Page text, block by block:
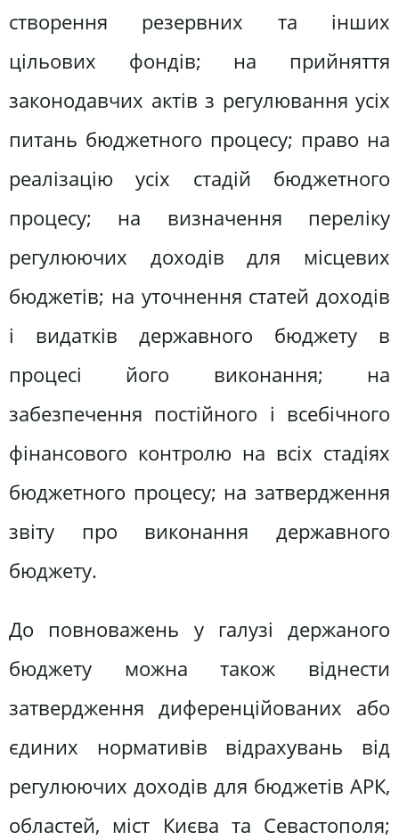
створення резервних та інших
цільових фондів; на прийняття
законодавчих актів з регулювання усіх
питань бюджетного процесу; право на
реалізацію усіх стадій бюджетного
процесу; на визначення переліку
регулюючих доходів для місцевих
бюджетів; на уточнення статей доходів
і видатків державного бюджету в
процесі його виконання; на
забезпечення постійного і всебічного
фінансового контролю на всіх стадіях
бюджетного процесу; на затвердження
звіту про виконання державного
бюджету.
До повноважень у галузі держаного
бюджету можна також віднести
затвердження диференційованих або
єдиних нормативів відрахувань від
регулюючих доходів для бюджетів АРК,
областей, міст Києва та Севастополя;